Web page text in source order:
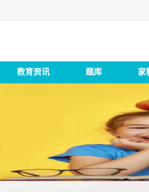
教育资讯 题库 家